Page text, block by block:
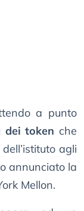
a punto
dei token che
agli
annunciato la
Mellon.